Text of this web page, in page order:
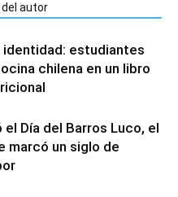
del autor
estudiantes
chilena en un libro
el Día del Barros Luco, el
marcó un siglo de